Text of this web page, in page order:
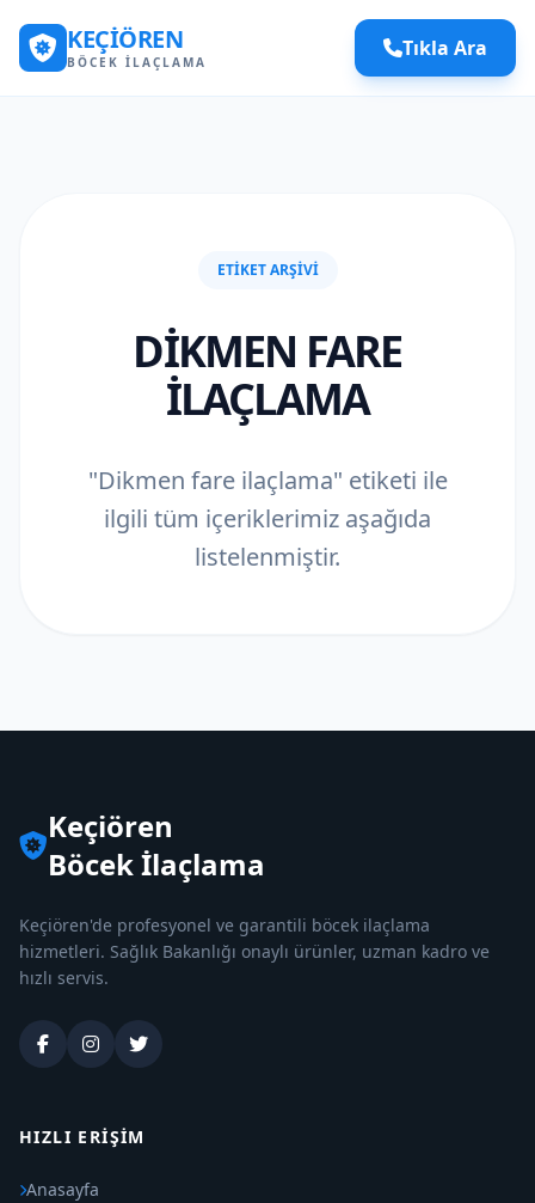
KEÇIÖREN
BÖCEK İLAÇLAMA
Tıkla Ara
ETIKET ARŞIVI
DIKMEN FARE
ILAÇLAMA
"Dikmen fare ilaçlama" etiketi ile
ilgili tüm içeriklerimiz aşağıda
listelenmiştir.
Keçiören
Böcek İlaçlama
Keçiören'de profesyonel ve garantili böcek ilaçlama
hizmetleri. Sağlık Bakanlığı onaylı ürünler, uzman kadro ve
hızlı servis.
HIZLI ERIŞIM
Anasayfa